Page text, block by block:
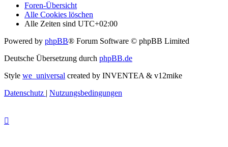
Foren-Übersicht
Alle Cookies löschen
Alle Zeiten sind UTC+02:00
Powered by phpBB® Forum Software © phpBB Limited
Deutsche Übersetzung durch phpBB.de
Style we_universal created by INVENTEA & v12mike
Datenschutz | Nutzungsbedingungen